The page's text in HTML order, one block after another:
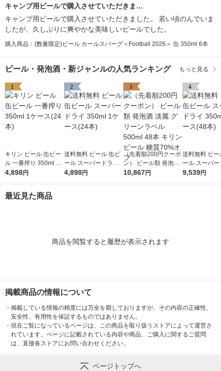
キャンプ用ビールで購入させていただきま…
キャンプ用ビールで購入させていただきました。 若い頃のんでいま
したが、久しぶりに爽やかな美味しいビールでした。
購入商品：(数量限定)ビール カールスバーグ＜Football 2026＞ 缶 350ml 6本
ビール・発泡酒・新ジャンルの人気ランキング もっと見る
1
キリン ビール 缶ビー
ル 一番搾り 350ml 1
ケース(24本)
4,898円
2
送料無料 ビール 缶ビ
ール スーパードライ
350ml 1ケース(24本)
4,898円
3
（先着順200円クーポ
ン） ビール類 発泡酒
淡麗 グリーンラベル
10,867円
4
送料無料 ビー
ール スーパ
350ml 2ケー
9,539円
最近見た商品
商品を閲覧すると履歴が表示されます
掲載商品の情報について
・ 掲載している情報の精度には万全を期しておりますが、その内容の正確性、
安全性、有用性を保証するものではありません。
・ 現在ご覧になっているページは、この商品を取り扱うストアによって運営さ
れています。ページに記載されている内容や商品、ご購入に関するご質問
は、直接各ストアにお問い合わせください。
ページトップへ